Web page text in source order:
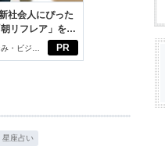
PR
社会人にぴった
リフレア」をは
。しっかりニオ
して24時間快適。
・ビジネ
星座占い